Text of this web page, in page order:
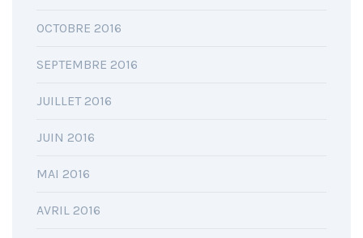
OCTOBRE 2016
SEPTEMBRE 2016
JUILLET 2016
JUIN 2016
MAI 2016
AVRIL 2016